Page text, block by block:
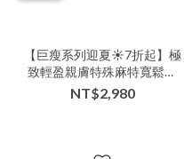
【巨瘦系列迎夏☀️7折起】極
致輕盈親膚特殊麻特寬鬆版
型修身裙褲-xxx-000132▶
NT$2,980